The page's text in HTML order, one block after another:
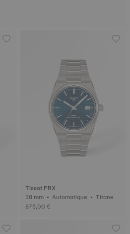
Tissot PRX
38 mm • Automatique • Titane
875,00 €